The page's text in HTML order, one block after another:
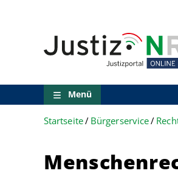
technischen
Suche
Entscheidungssuche
Menü
Startseite Bürgerservice